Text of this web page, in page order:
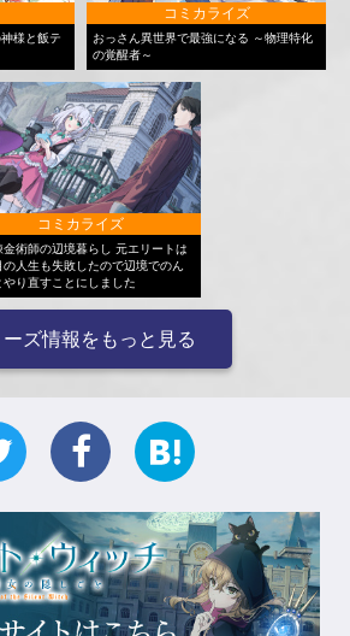
様と飯テ
コミカライズ
おっさん異世界で最強になる ～物理特化
の覚醒者～
コミカライズ
金術師の辺境暮らし 元エリートは
の人生も失敗したので辺境でのん
やり直すことにしました
ーズ情報をもっと見る